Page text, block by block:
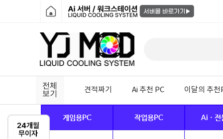
전체
보기
견적짜기 Ai 추천 PC 이달의 추천
게임용PC 작업용PC Ai · 전